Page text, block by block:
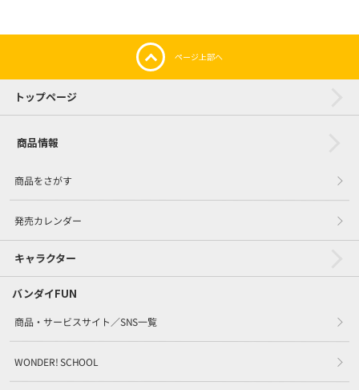
ページ上部へ
トップページ
商品情報
商品をさがす
発売カレンダー
キャラクター
バンダイFUN
商品・サービスサイト／SNS一覧
WONDER! SCHOOL